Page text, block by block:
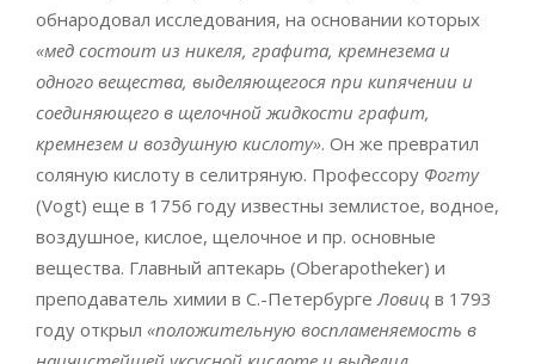
обнародовал исследования, на основании которых
«мед состоит из никеля, графита, кремнезема и
одного вещества, выделяющегося при кипячении и
соединяющего в щелочной жидкости графит,
кремнезем и воздушную кислоту». Он же превратил
соляную кислоту в селитряную. Профессору Фогту
(Vogt) еще в 1756 году известны землистое, водное,
воздушное, кислое, щелочное и пр. основные
вещества. Главный аптекарь (Oberapotheker) и
преподаватель химии в С.-ПетербургеЛовиц в 1793
году открыл «положительную воспламеняемость в